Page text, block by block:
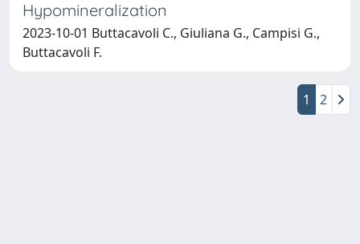
Hypomineralization
2023-10-01 Buttacavoli C., Giuliana G., Campisi G.,
Buttacavoli F.
1 2